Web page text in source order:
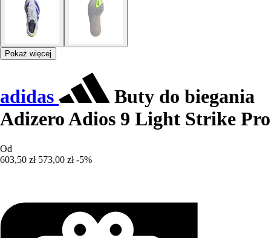
Pokaż więcej
adidas
Buty do biegania
Adizero Adios 9 Light Strike Pro
Od
603,50 zł 573,00 zł -5%